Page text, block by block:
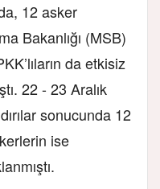
12 asker
Bakanlığı (MSB)
da etkisiz
22 - 23 Aralık
sonucunda 12
ise